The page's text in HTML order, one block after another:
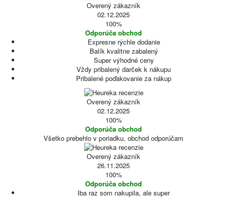
Overený zákazník
02.12.2025
100%
Odporúča obchod
Expresne rýchle dodanie
Balík kvalitne zabalený
Super výhodné ceny
Vždy pribalený darček k nákupu
Pribalené poďakovanie za nákup
Overený zákazník
02.12.2025
100%
Odporúča obchod
Všetko prebehlo v poriadku, obchod odporúčam
Overený zákazník
26.11.2025
100%
Odporúča obchod
Iba raz som nakupila, ale super